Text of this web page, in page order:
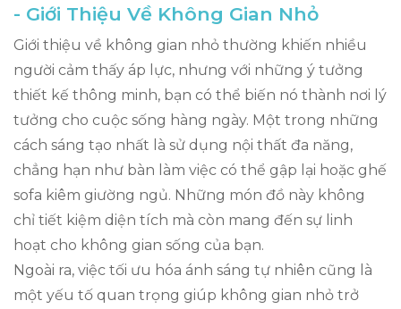
- Giới Thiệu Về Không Gian Nhỏ
Giới thiệu về không gian nhỏ thường khiến nhiều
người cảm thấy áp lực, nhưng với những ý tưởng
thiết kế thông minh, bạn có thể biến nó thành nơi lý
tưởng cho cuộc sống hàng ngày. Một trong những
cách sáng tạo nhất là sử dụng nội thất đa năng,
chẳng hạn như bàn làm việc có thể gập lại hoặc ghế
sofa kiêm giường ngủ. Những món đồ này không
chỉ tiết kiệm diện tích mà còn mang đến sự linh
hoạt cho không gian sống của bạn.
Ngoài ra, việc tối ưu hóa ánh sáng tự nhiên cũng là
một yếu tố quan trọng giúp không gian nhỏ trở